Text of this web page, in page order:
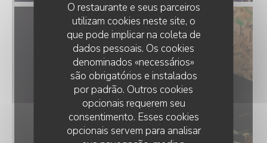
O restaurante e seus parceiros
utilizam cookies neste site, o
que pode implicar na coleta de
dados pessoais. Os cookies
denominados «necessários»
são obrigatórios e instalados
por padrão. Outros cookies
opcionais requerem seu
consentimento. Esses cookies
opcionais servem para analisar